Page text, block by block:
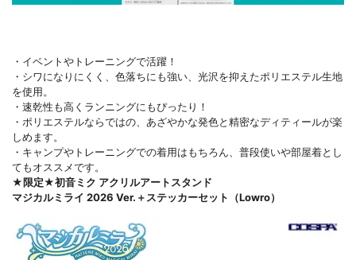
・イベントやトレーニングで活躍！
・シワになりにくく、色落ちにも強い、光沢を抑えたポリエステル生地
を使用。
・速乾性も高くランニングにもぴったり！
・ポリエステルならではの、あざやかな発色と精密なディティールが楽
しめます。
・キャンプやトレーニングでの着用はもちろん、普段使いや部屋着とし
てもオススメです。
★限定★初音ミク アクリルアートスタンド
マジカルミライ 2026 Ver.＋ステッカーセット（Lowro）